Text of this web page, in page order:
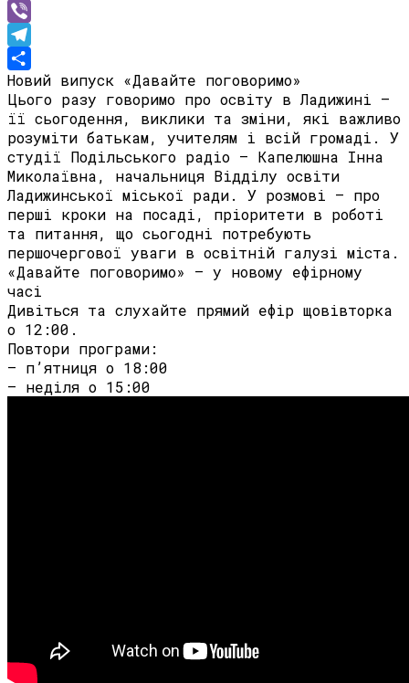
WhatsApp
Viber
Telegram
Share
Новий випуск «Давайте поговоримо»
Цього разу говоримо про освіту в Ладижині —
її сьогодення, виклики та зміни, які важливо
розуміти батькам, учителям і всій громаді. У
студії Подільського радіо — Капелюшна Інна
Миколаївна, начальниця Відділу освіти
Ладижинської міської ради. У розмові — про
перші кроки на посаді, пріоритети в роботі
та питання, що сьогодні потребують
першочергової уваги в освітній галузі міста.
«Давайте поговоримо» — у новому ефірному
часі
Дивіться та слухайте прямий ефір щовівторка
о 12:00.
Повтори програми:
— п’ятниця о 18:00
— неділя о 15:00